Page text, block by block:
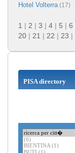
Hotel Volterra (17)
1 | 2 | 3 | 4 | 5 | 6
20 | 21 | 22 | 23 |
PISA directory